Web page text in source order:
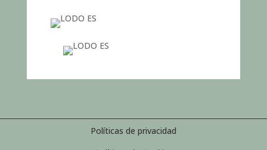
Políticas de privacidad